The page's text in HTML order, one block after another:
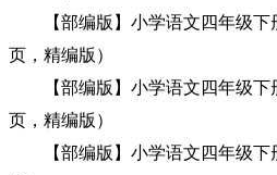
【部编版】小学语文四年级下
页，精编版）
【部编版】小学语文四年级下
页，精编版）
【部编版】小学语文四年级下